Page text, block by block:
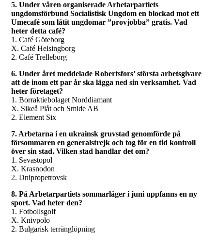
5. Under våren organiserade Arbetarpartiets
ungdomsförbund Socialistisk Ungdom en blockad mot ett
Umecafé som låtit ungdomar ”provjobba” gratis. Vad
heter detta café?
1. Café Göteborg
X. Café Helsingborg
2. Café Trelleborg
6. Under året meddelade Robertsfors’ största arbetsgivare
att de inom ett par år ska lägga ned sin verksamhet. Vad
heter företaget?
1. Borraktiebolaget Norddiamant
X. Sikeå Plåt och Smide AB
2. Element Six
7. Arbetarna i en ukrainsk gruvstad genomförde på
försommaren en generalstrejk och tog för en tid kontroll
över sin stad. Vilken stad handlar det om?
1. Sevastopol
X. Krasnodon
2. Dnipropetrovsk
8. På Arbetarpartiets sommarläger i juni uppfanns en ny
sport. Vad heter den?
1. Fotbollsgolf
X. Knivpolo
2. Bulgarisk terränglöpning